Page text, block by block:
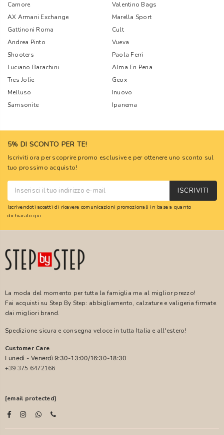
Camore
Valentino Bags
AX Armani Exchange
Marella Sport
Gattinoni Roma
Cult
Andrea Pinto
Vueva
Shooters
Paola Ferri
Luciano Barachini
Alma En Pena
Tres Jolie
Geox
Melluso
Inuovo
Samsonite
Ipanema
5% DI SCONTO PER TE!
Iscriviti ora per scoprire promo esclusive e per ottenere uno sconto sul
tuo prossimo acquisto!
ISCRIVITI
Iscrivendoti accetti di ricevere comunicazioni promozionali in base a quanto
dichiarato qui.
La moda del momento per tutta la famiglia ma al miglior prezzo!
Fai acquisti su Step By Step: abbigliamento, calzature e valigeria firmate
dai migliori brand.
Spedizione sicura e consegna veloce in tutta Italia e all'estero!
Customer Care
Lunedì - Venerdì 9:30-13:00/16:30-18:30
+39 375 6472166
[email protected]